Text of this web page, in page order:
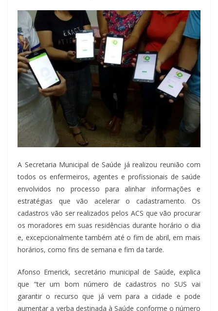
A Secretaria Municipal de Saúde já realizou reunião com
todos os enfermeiros, agentes e profissionais de saúde
envolvidos no processo para alinhar informações e
estratégias que vão acelerar o cadastramento. Os
cadastros vão ser realizados pelos ACS que vão procurar
os moradores em suas residências durante horário o dia
e, excepcionalmente também até o fim de abril, em mais
horários, como fins de semana e fim da tarde.
Afonso Emerick, secretário municipal de Saúde, explica
que “ter um bom número de cadastros no SUS vai
garantir o recurso que já vem para a cidade e pode
aumentar a verba destinada à Saúde conforme o número